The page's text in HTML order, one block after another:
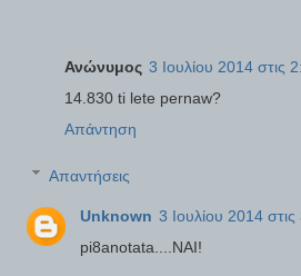
Ανώνυμος 3 Ιουλίου 2014 στις
14.830 ti lete pernaw?
Απάντηση
Απαντήσεις
Unknown 3 Ιουλίου 2014 στις
pi8anotata....NAI!